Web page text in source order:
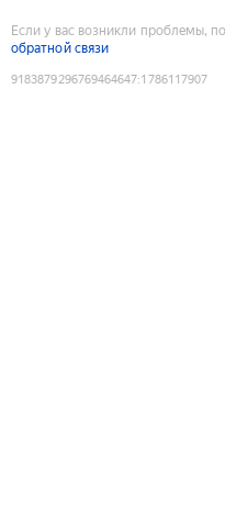
Если у вас возникли проблемы,
обратной связи
9183879296769464647:1786117907